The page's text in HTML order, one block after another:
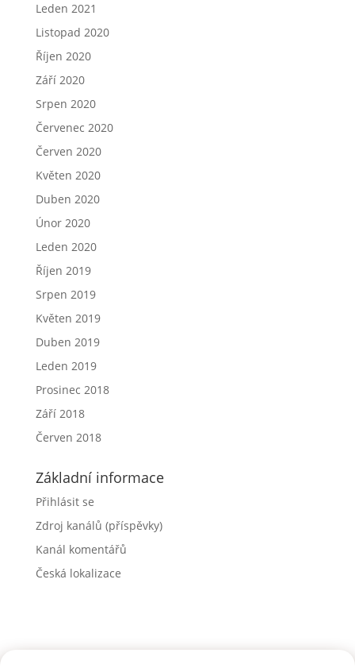
Leden 2021
Listopad 2020
Říjen 2020
Září 2020
Srpen 2020
Červenec 2020
Červen 2020
Květen 2020
Duben 2020
Únor 2020
Leden 2020
Říjen 2019
Srpen 2019
Květen 2019
Duben 2019
Leden 2019
Prosinec 2018
Září 2018
Červen 2018
Základní informace
Přihlásit se
Zdroj kanálů (příspěvky)
Kanál komentářů
Česká lokalizace